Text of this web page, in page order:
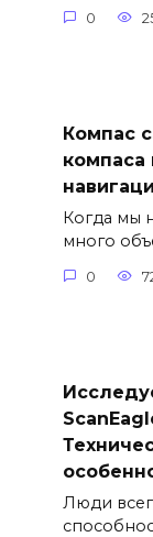
0
Компас
компаса
Когда мы
много
0
Люди